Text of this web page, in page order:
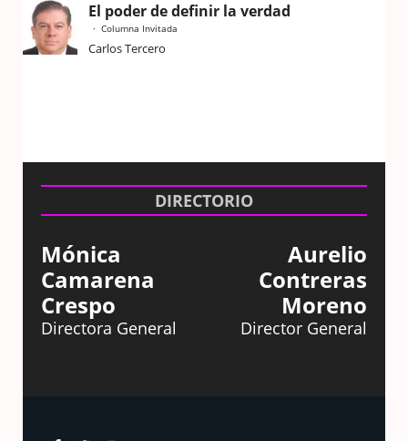
El poder de definir la verdad
Columna Invitada
Carlos Tercero
DIRECTORIO
Mónica
Camarena
Crespo
Directora General
Aurelio
Contreras
Moreno
Director General